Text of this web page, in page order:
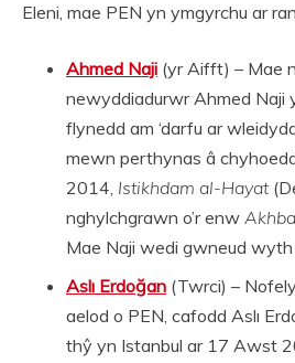
Eleni, mae PEN yn ymgyrchu ar
Ahmed Naji (yr Aifft) – Mae
newyddiadurwr Ahmed Naji
flynedd am ‘darfu ar
mewn perthynas â
2014, Istikhdam al-Hayat
nghylchgrawn o’r enw
Mae Naji wedi gwneud wyth
Aslı Erdoğan (Twrci) –
aelod o PEN, cafodd Aslı
thŷ yn Istanbul ar 17 Awst